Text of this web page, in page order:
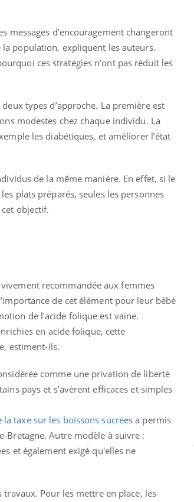
messages d’encouragement changeront
population, expliquent les auteurs.
ces stratégies n’ont pas réduit les
types d’approche. La première est
modestes chez chaque individu. La
les diabétiques, et améliorer l’état
de la même manière. En effet, si le
plats préparés, seules les personnes
objectif.
recommandée aux femmes
de cet élément pour leur bébé
de l’acide folique est vaine.
en acide folique, cette
estiment-ils.
comme une privation de liberté
pays et s’avèrent efficaces et simples
la taxe sur les boissons sucrées a permis
Bretagne. Autre modèle à suivre :
et également exigé qu'elles ne
Pour les mettre en place, les